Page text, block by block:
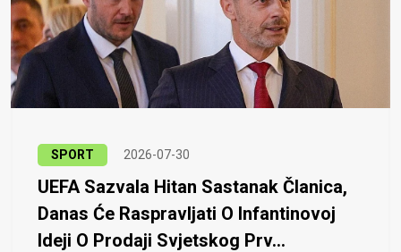
SPORT 2026-07-30
UEFA Sazvala Hitan Sastanak Članica,
Danas Će Raspravljati O Infantinovoj
Ideji O Prodaji Svjetskog Prv...